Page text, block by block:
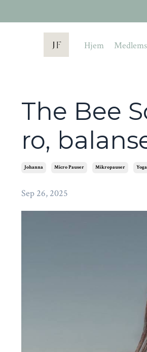
Hjem
The Bee
ro,
Johanna Micro Pauser Mikropauser Yoga
Sep 26, 2025